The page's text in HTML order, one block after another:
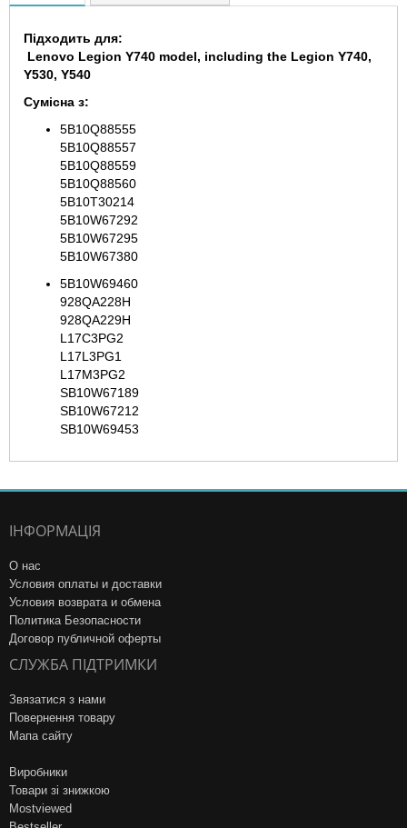
Підходить для:
Lenovo Legion Y740 model, including the Legion Y740,
Y530, Y540
Сумісна з:
5B10Q88555
5B10Q88557
5B10Q88559
5B10Q88560
5B10T30214
5B10W67292
5B10W67295
5B10W67380
5B10W69460
928QA228H
928QA229H
L17C3PG2
L17L3PG1
L17M3PG2
SB10W67189
SB10W67212
SB10W69453
ІНФОРМАЦІЯ
О нас
Условия оплаты и доставки
Условия возврата и обмена
Политика Безопасности
Договор публичной оферты
СЛУЖБА ПІДТРИМКИ
Звязатися з нами
Повернення товару
Мапа сайту
Виробники
Товари зі знижкою
Mostviewed